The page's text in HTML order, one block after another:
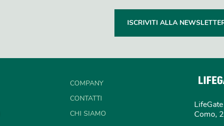
ISCRIVITI ALLA
COMPANY
CONTATTI
CHI SIAMO
Como,